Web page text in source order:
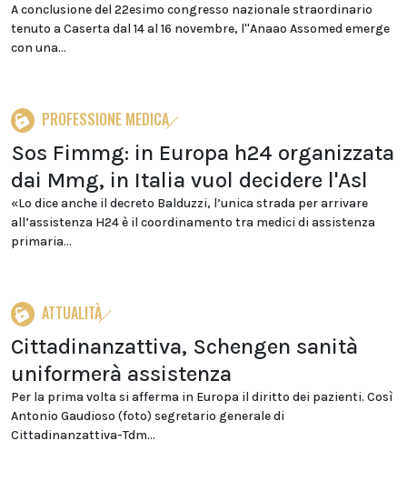
A conclusione del 22esimo congresso nazionale straordinario
tenuto a Caserta dal 14 al 16 novembre, l''Anaao Assomed emerge
con una...
PROFESSIONE MEDICA
Sos Fimmg: in Europa h24 organizzata
dai Mmg, in Italia vuol decidere l'Asl
«Lo dice anche il decreto Balduzzi, l’unica strada per arrivare
all’assistenza H24 è il coordinamento tra medici di assistenza
primaria...
ATTUALITÀ
Cittadinanzattiva, Schengen sanità
uniformerà assistenza
Per la prima volta si afferma in Europa il diritto dei pazienti. Così
Antonio Gaudioso (foto) segretario generale di
Cittadinanzattiva-Tdm...